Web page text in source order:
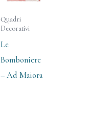
Quadri
Decorativi
Le
Bomboniere
– Ad Maiora